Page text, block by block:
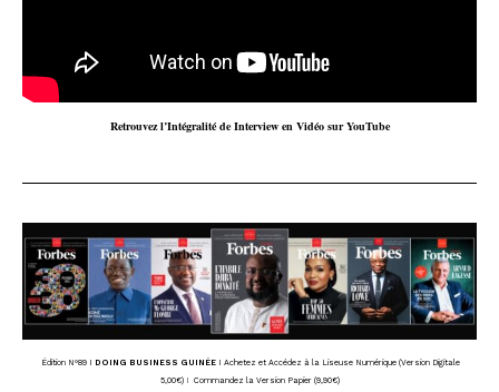
Retrouvez l’Intégralité de Interview en Vidéo sur YouTube
Édition N°89 I DOING BUSINESS GUINÉE I Achetez et Accédez à la Liseuse Numérique (Version Digitale
5,00€)I Commandez la Version Papier (9,90€)